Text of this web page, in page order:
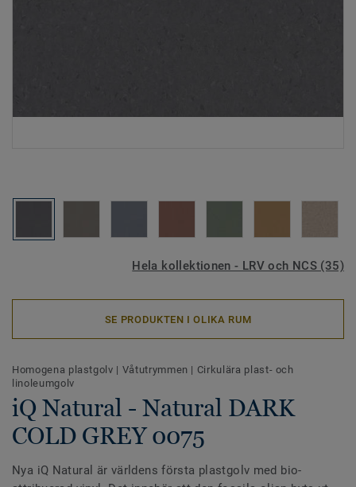
Hela kollektionen - LRV och NCS (35)
SE PRODUKTEN I OLIKA RUM
Homogena plastgolv | Våtutrymmen | Cirkulära plast- och
linoleumgolv
iQ Natural - Natural DARK
COLD GREY 0075
Nya iQ Natural är världens första plastgolv med bio-